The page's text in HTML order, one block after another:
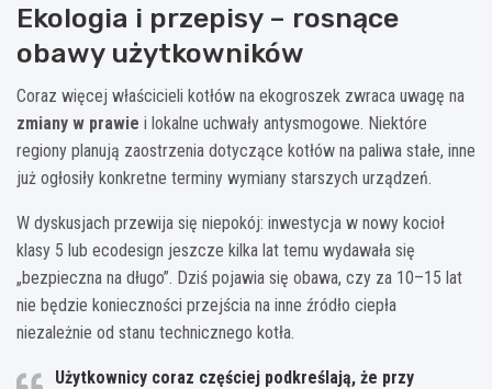
Ekologia i przepisy – rosnące
obawy użytkowników
Coraz więcej właścicieli kotłów na ekogroszek zwraca uwagę na
zmiany w prawie i lokalne uchwały antysmogowe. Niektóre
regiony planują zaostrzenia dotyczące kotłów na paliwa stałe, inne
już ogłosiły konkretne terminy wymiany starszych urządzeń.
W dyskusjach przewija się niepokój: inwestycja w nowy kocioł
klasy 5 lub ecodesign jeszcze kilka lat temu wydawała się
„bezpieczna na długo”. Dziś pojawia się obawa, czy za 10–15 lat
nie będzie konieczności przejścia na inne źródło ciepła
niezależnie od stanu technicznego kotła.
Użytkownicy coraz częściej podkreślają, że przy